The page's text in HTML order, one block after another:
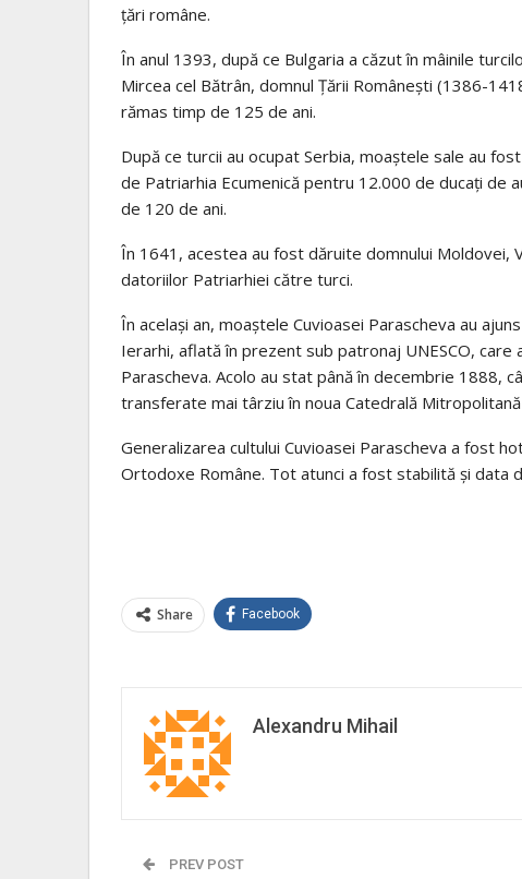
țări române.
În anul 1393, după ce Bulgaria a căzut în mâinile
Mircea cel Bătrân, domnul Țării Românești (1386-
rămas timp de 125 de ani.
După ce turcii au ocupat Serbia, moaștele sale au
de Patriarhia Ecumenică pentru 12.000 de ducați de
de 120 de ani.
În 1641, acestea au fost dăruite domnului Moldovei,
datoriilor Patriarhiei către turci.
În același an, moaștele Cuvioasei Parascheva au
Ierarhi, aflată în prezent sub patronaj UNESCO,
Parascheva. Acolo au stat până în decembrie 1888,
transferate mai târziu în noua Catedrală
Generalizarea cultului Cuvioasei Parascheva a fost
Ortodoxe Române. Tot atunci a fost stabilită și
Share Facebook
Alexandru Mihail
PREV POST